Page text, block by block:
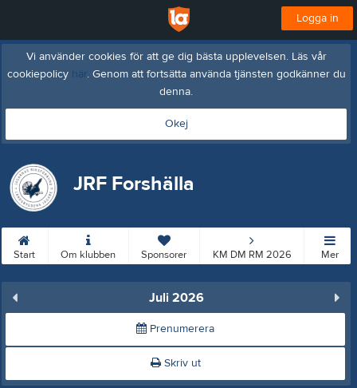
Logga in
Vi använder cookies för att ge dig bästa upplevelsen. Läs vår
cookiepolicy här. Genom att fortsätta använda tjänsten godkänner du
denna.
Okej
JRF Forshälla
Start Om klubben Sponsorer KM DM RM 2026 Mer
Juli 2026
Prenumerera
Skriv ut